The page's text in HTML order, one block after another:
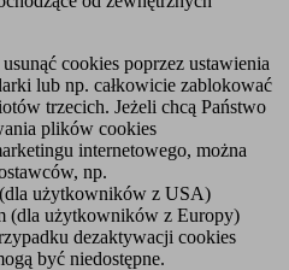
cookies poprzez ustawienia
lub np. całkowicie zablokować
trzecich. Jeżeli chcą Państwo
plików cookies
internetowego, można
np.
użytkowników z USA)
(dla użytkowników z Europy)
dezaktywacji cookies
być niedostępne.